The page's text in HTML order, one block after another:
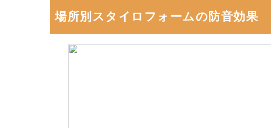
場所別スタイロフォームの防音効果